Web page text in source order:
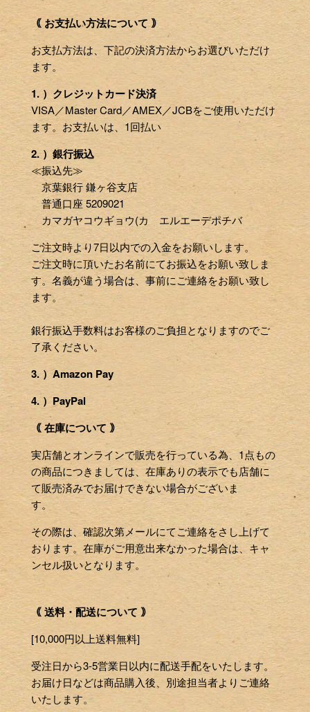
｟ お支払い方法について ｠
お支払方法は、下記の決済方法からお選びいただけ
ます。
1. ）クレジットカード決済
VISA／Master Card／AMEX／JCBをご使用いただけ
ます。お支払いは、1回払い
2. ）銀行振込
≪振込先≫
京葉銀行 鎌ヶ谷支店
普通口座 5209021
カマガヤコウギョウ(カ エルエーデポチバ
ご注文時より7日以内での入金をお願いします。
ご注文時に頂いたお名前にてお振込をお願い致しま
す。名義が違う場合は、事前にご連絡をお願い致し
ます。
銀行振込手数料はお客様のご負担となりますのでご
了承ください。
3. ）Amazon Pay
4. ）PayPal
｟ 在庫について ｠
実店舗とオンラインで販売を行っている為、1点もの
の商品につきましては、在庫ありの表示でも店舗に
て販売済みでお届けできない場合がございま
す。
その際は、確認次第メールにてご連絡をさし上げて
おります。在庫がご用意出来なかった場合は、キャ
ンセル扱いとなります。
｟ 送料・配送について ｠
[10,000円以上送料無料]
受注日から3-5営業日以内に配送手配をいたします。
お届け日などは商品購入後、別途担当者よりご連絡
いたします。